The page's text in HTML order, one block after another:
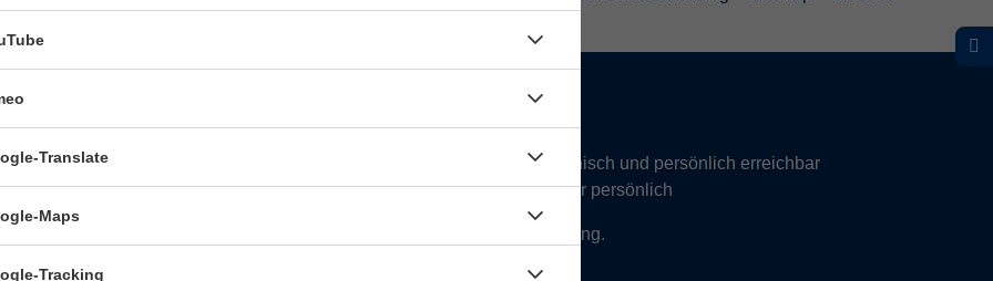
Öffnungszeiten:
9–12.30 Uhr telefonisch und persönlich erreichbar
Mo–Do nachmittags:13.30–17 Uhr nur persönlich
Termine für Beratung nach Vereinbarung.
Translate
Maps
Tracking